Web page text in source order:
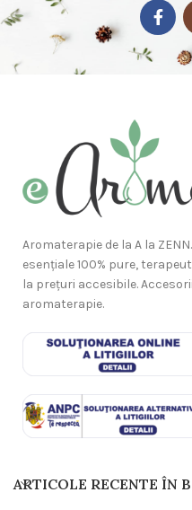
Aromaterapie de la A la
esențiale 100% pure,
la prețuri accesibile.
aromaterapie.
ARTICOLE RECENTE ÎN